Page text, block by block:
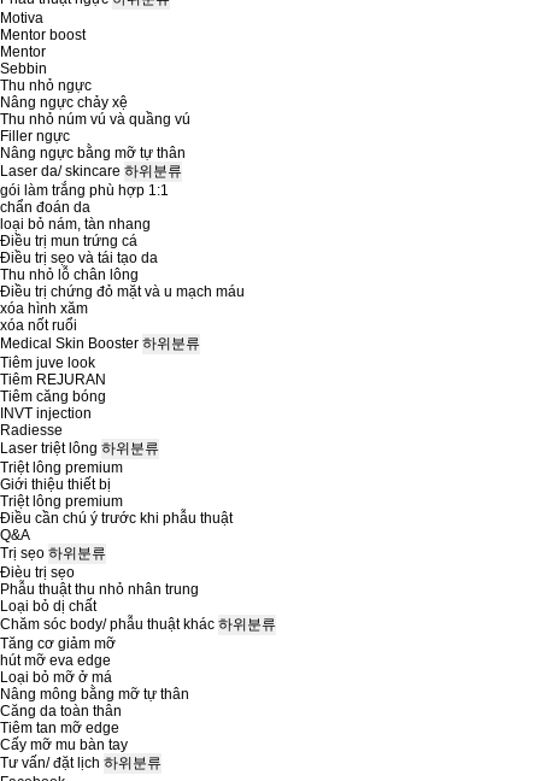
Motiva
Mentor boost
Mentor
Sebbin
Thu nhỏ ngực
Nâng ngực chảy xệ
Thu nhỏ núm vú và quầng vú
Filler ngực
Nâng ngực bằng mỡ tự thân
Laser da/ skincare 하위분류
gói làm trắng phù hợp 1:1
chẩn đoán da
loại bỏ nám, tàn nhang
Điều trị mun trứng cá
Điều trị sẹo và tái tạo da
Thu nhỏ lỗ chân lông
Điều trị chứng đỏ mặt và u mạch máu
xóa hình xăm
xóa nốt ruổi
Medical Skin Booster 하위분류
Tiêm juve look
Tiêm REJURAN
Tiêm căng bóng
INVT injection
Radiesse
Laser triệt lông 하위분류
Triệt lông premium
Giới thiệu thiết bị
Triệt lông premium
Điều cần chú ý trước khi phẫu thuật
Q&A
Trị sẹo 하위분류
Đièu trị sẹo
Phẫu thuật thu nhỏ nhân trung
Loại bỏ dị chất
Chăm sóc body/ phẫu thuật khác 하위분류
Tăng cơ giảm mỡ
hút mỡ eva edge
Loại bỏ mỡ ở má
Nâng mông bằng mỡ tự thân
Căng da toàn thân
Tiêm tan mỡ edge
Cấy mỡ mu bàn tay
Tư vấn/ đặt lịch 하위분류